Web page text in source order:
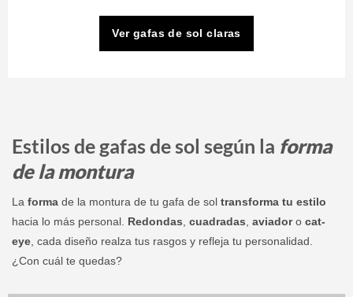
Ver gafas de sol claras
Estilos de gafas de sol según la forma
de la montura
La forma de la montura de tu gafa de sol transforma tu estilo
hacia lo más personal. Redondas cuadradas aviadoro cat-
eye , cada diseño realza tus rasgos y refleja tu personalidad.
¿Con cuál te quedas?